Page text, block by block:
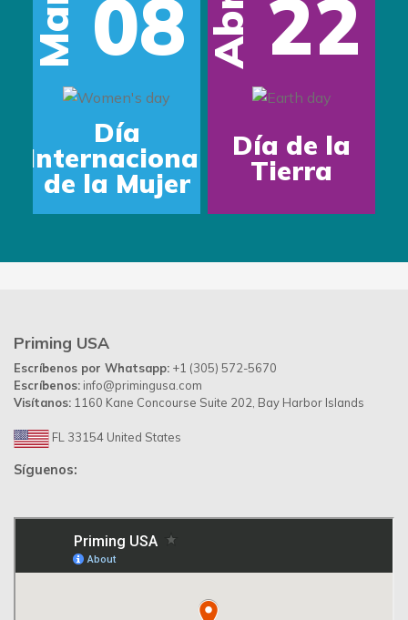
Mar 08
Día
Internacional
de la Mujer
Abr 22
Día de la
Tierra
Priming USA
Escríbenos por Whatsapp: +1 (305) 572-5670
Escríbenos: info@primingusa.com
Visítanos: 1160 Kane Concourse Suite 202, Bay Harbor Islands
FL 33154 United States
Síguenos: